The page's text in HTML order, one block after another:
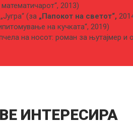
2013)
(за „Папокот на светот“,
на кучката“, 2019)
на носот: роман за њутајмер и
ИНТЕРЕСИРА